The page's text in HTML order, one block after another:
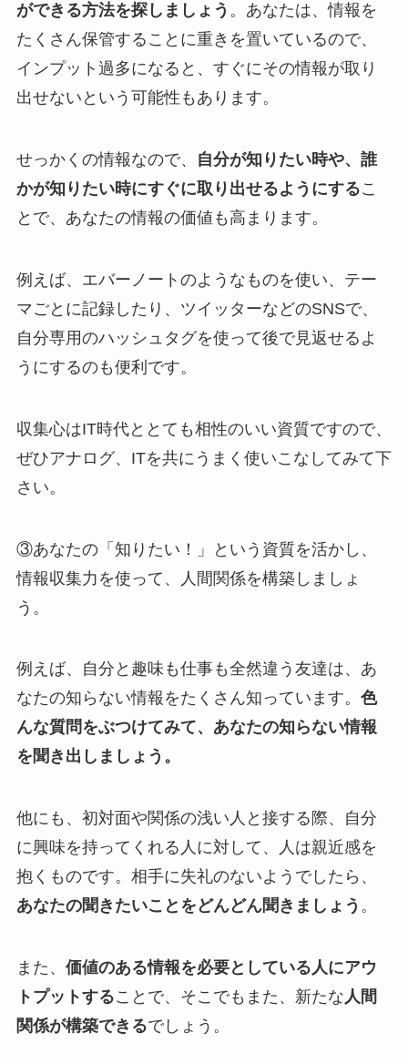
ができる方法を探しましょう 。あなたは、情報を
たくさん保管することに重きを置いているので、
インプット過多になると、すぐにその情報が取り
出せないという可能性もあります。
せっかくの情報なので、
自分が知りたい時や、誰
かが知りたい時にすぐに取り出せるようにするこ
とで、あなたの情報の価値も高まります。
例えば、エバーノートのようなものを使い、テー
マごとに記録したり、ツイッターなどのSNSで、
自分専用のハッシュタグを使って後で見返せるよ
うにするのも便利です。
収集心はIT時代ととても相性のいい資質ですので、
ぜひアナログ、ITを共にうまく使いこなしてみて下
さい。
③あなたの「知りたい！」という資質を活かし、
情報収集力を使って、人間関係を構築しましょ
う。
例えば、自分と趣味も仕事も全然違う友達は、あ
なたの知らない情報をたくさん知っています。 色
んな質問をぶつけてみて、あなたの知らない情報
を聞き出しましょう。
他にも、初対面や関係の浅い人と接する際、自分
に興味を持ってくれる人に対して、人は親近感を
抱くものです。相手に失礼のないようでしたら、
あなたの聞きたいことをどんどん聞きましょう 。
また、 価値のある情報を必要としている人にアウ
トプットすることで、そこでもまた、新たな人間
関係が構築できるでしょう。